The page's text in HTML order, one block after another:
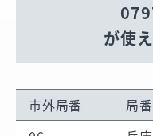
が使
市外局番
局